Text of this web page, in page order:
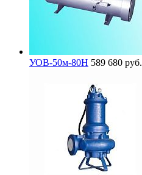
УОВ-50м-80Н 589 680 руб.